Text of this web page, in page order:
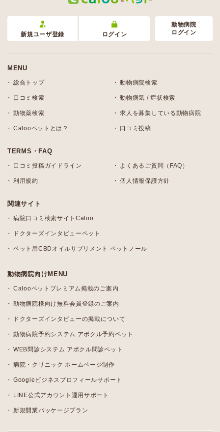
新規ユーザ登録 ログイン
動物病院
ログイン
MENU
総合トップ 動物病院検索
口コミ検索 動物病気 / 症状検索
動物薬検索 求人を募集している動物病院
Calooペットとは？ 口コミ投稿
TERMS・FAQ
口コミ投稿ガイドライン よくあるご質問（FAQ）
利用規約 個人情報保護方針
関連サイト
病院口コミ検索サイトCaloo
ドクターズインタビューペット
ペット用CBDオイルサプリメント ペットノール
動物病院向けMENU
Calooペットプレミアム掲載のご案内
動物病院様向け無料会員登録のご案内
ドクターズインタビューの掲載について
動物病院予約システム アポクル予約ペット
WEB問診システム アポクル問診ペット
病院・クリニック ホームページ制作
Googleビジネスプロフィールサポート
LINE公式アカウント運用サポート
新規開業パッケージプラン